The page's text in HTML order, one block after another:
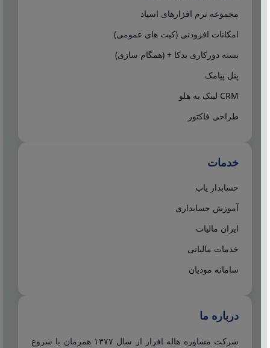
مجموعه نرم افزارهای اسپاد
امکانات افزودنی (کیت های عمومی)
بسته دورکاری بدکا + (همگام سازی)
پنل پیامک
CRM لینک به هلو
طراحی فاکتور
خدمات
حسابدار یاب
آموزش حسابداری
ایران مالیات
خدمات مالیاتی
سامانه مودیان
درباره ما
شرکت مشاوره هاله افزار از سال ۱۳۷۷ همزمان با شروع